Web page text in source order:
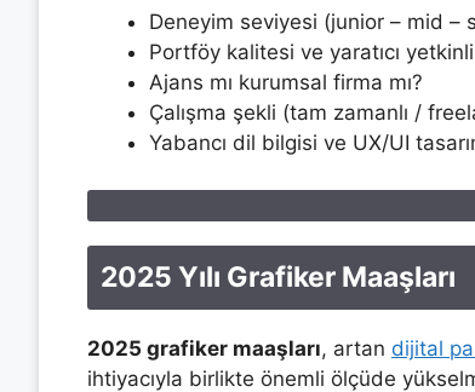
Deneyim seviyesi (junior – mid –
Portföy kalitesi ve yaratıcı
Ajans mı kurumsal firma mı?
Çalışma şekli (tam zamanlı /
Yabancı dil bilgisi ve UX/UI
2025 Yılı Grafiker Maaşları
2025 grafiker maaşları, artan dijital
ihtiyacıyla birlikte önemli ölçüde